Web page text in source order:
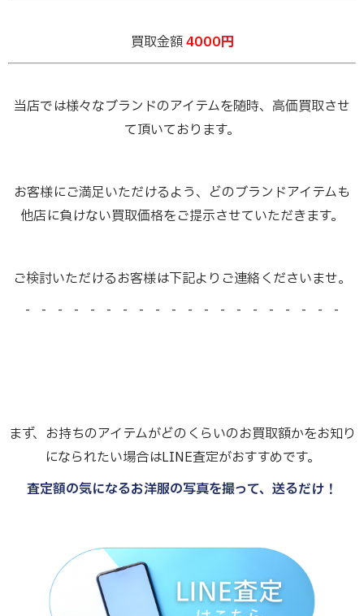
買取金額4000円
当店では様々なブランドのアイテムを随時、高価買取させ
て頂いております。
お客様にご満足いただけるよう、どのブランドアイテムも
他店に負けない買取価格をご提示させていただきます。
ご検討いただけるお客様は下記よりご連絡くださいませ。
- - - - - - - - - - - - - - - - - - - -
まず、お持ちのアイテムがどのくらいのお買取額かをお知り
になられたい場合はLINE査定がおすすめです。
査定額の気になるお洋服の写真を撮って、送るだけ！